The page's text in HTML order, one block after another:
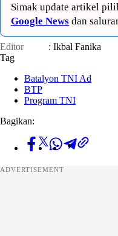
Simak update artikel
Google News dan
Editor
: Ikbal Fanika
Tag
Batalyon TNI Ad
BTP
Program TNI
Bagikan:
ADVERTISEMENT